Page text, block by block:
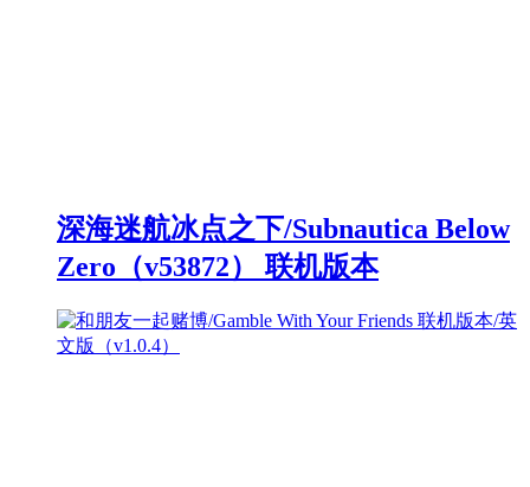
深海迷航冰点之下/Subnautica Below
Zero（v53872） 联机版本